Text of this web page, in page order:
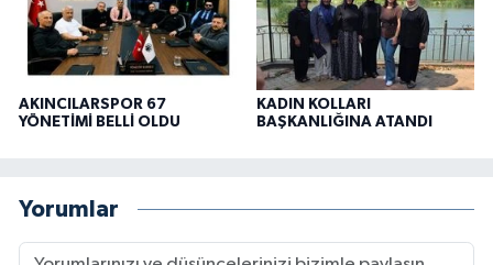
AKINCILARSPOR 67
YÖNETİMİ BELLİ OLDU
KADIN KOLLARI
BAŞKANLIĞINA ATANDI
Yorumlar